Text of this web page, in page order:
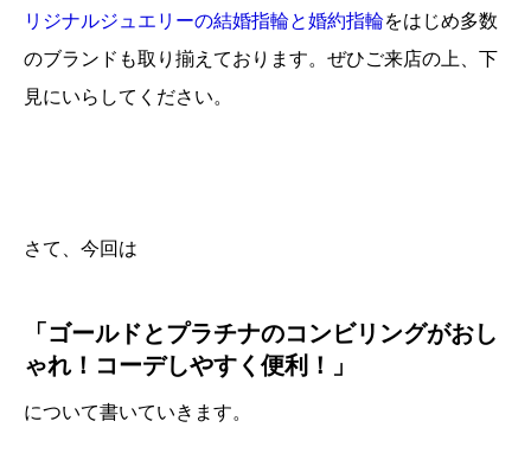
リジナルジュエリーの結婚指輪と婚約指輪をはじめ多数
のブランドも取り揃えております。ぜひご来店の上、下
見にいらしてください。
さて、今回は
「ゴールドとプラチナのコンビリングがおし
ゃれ！コーデしやすく便利！」
について書いていきます。